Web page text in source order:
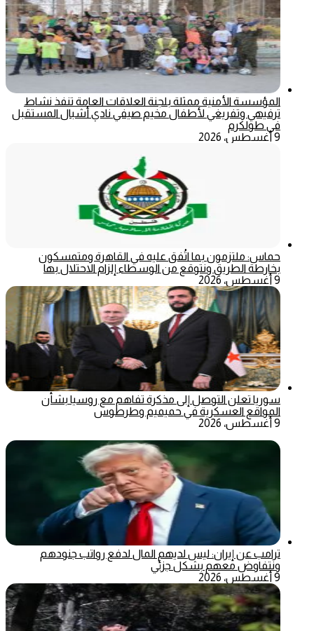
المؤسسة الأمنية ممثلة بلجنة العلاقات العامة تنفذ نشاط
ترفيهي وتفريغي لأطفال مخيم صيفي نادي أشبال المستقبل
في طولكرم
9 أغسطس، 2026
حماس: ملتزمون بما اتُفق عليه في القاهرة ومتمسكون
بخارطة الطريق ونتوقع من الوسطاء إلزام الاحتلال بها
9 أغسطس، 2026
سوريا تعلن التوصل إلى مذكرة تفاهم مع روسيا بشأن
المواقع العسكرية في حميميم وطرطوس
9 أغسطس، 2026
ترامب عن إيران: ليس لديهم المال لدفع رواتب جنودهم
ونتفاوض معهم بشكل جزئي
9 أغسطس، 2026